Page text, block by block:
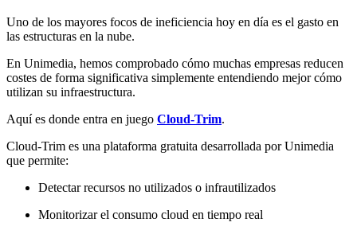
Uno de los mayores focos de ineficiencia hoy en día es el gasto en
las estructuras en la nube.
En Unimedia, hemos comprobado cómo muchas empresas reducen
costes de forma significativa simplemente entendiendo mejor cómo
utilizan su infraestructura.
Aquí es donde entra en juego Cloud-Trim.
Cloud-Trim es una plataforma gratuita desarrollada por Unimedia
que permite:
Detectar recursos no utilizados o infrautilizados
Monitorizar el consumo cloud en tiempo real